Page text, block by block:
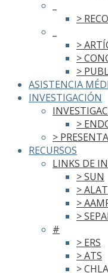
>
>
>
>
ASISTENCIA
INVESTIGACIÓN
>
>
RECURSOS
LINKS DE
> SUN
> ALAT
>
>
#
> ERS
> ATS
>